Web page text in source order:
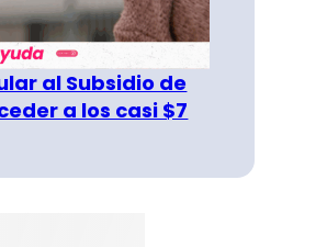
al Subsidio de
a los casi $7